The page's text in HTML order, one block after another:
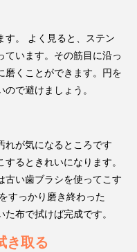
す。 よく見ると、ステン
ています。その筋目に沿っ
磨くことができます。円を
で避けましょう。
れが気になるところです
るときれいになります。
古い歯ブラシを使ってこす
すっかり磨き終わった
布で拭けば完成です。
き取る